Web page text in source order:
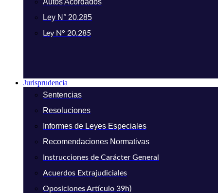
Autos Acordados
Ley N° 20.285
Ley N° 20.285
Jurisprudencia
Sentencias
Resoluciones
Informes de Leyes Especiales
Recomendaciones Normativas
Instrucciones de Carácter General
Acuerdos Extrajudiciales
Oposiciones Artículo 39h)